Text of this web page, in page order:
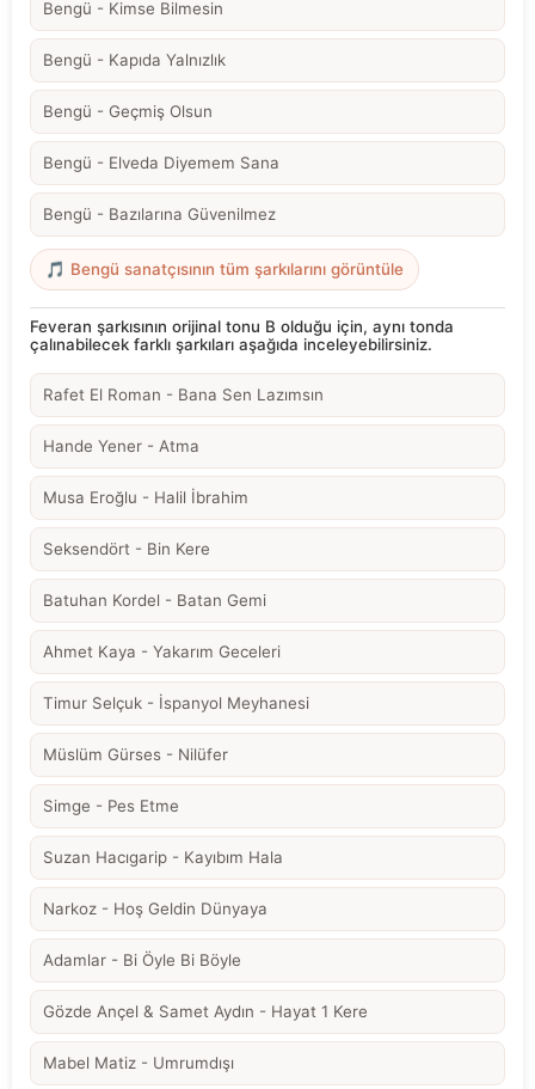
Bengü - Kimse Bilmesin
Bengü - Kapıda Yalnızlık
Bengü - Geçmiş Olsun
Bengü - Elveda Diyemem Sana
Bengü - Bazılarına Güvenilmez
🎵 Bengü sanatçısının tüm şarkılarını görüntüle
Feveran şarkısının orijinal tonu B olduğu için, aynı tonda
çalınabilecek farklı şarkıları aşağıda inceleyebilirsiniz.
Rafet El Roman - Bana Sen Lazımsın
Hande Yener - Atma
Musa Eroğlu - Halil İbrahim
Seksendört - Bin Kere
Batuhan Kordel - Batan Gemi
Ahmet Kaya - Yakarım Geceleri
Timur Selçuk - İspanyol Meyhanesi
Müslüm Gürses - Nilüfer
Simge - Pes Etme
Suzan Hacıgarip - Kayıbım Hala
Narkoz - Hoş Geldin Dünyaya
Adamlar - Bi Öyle Bi Böyle
Gözde Ançel & Samet Aydın - Hayat 1 Kere
Mabel Matiz - Umrumdışı